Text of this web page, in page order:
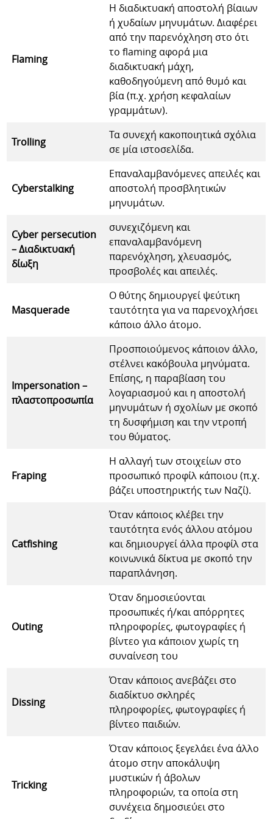
Flaming
Η διαδικτυακή αποστολή βίαιων
ή χυδαίων μηνυμάτων. Διαφέρει
από την παρενόχληση στο ότι
το flaming αφορά μια
διαδικτυακή μάχη,
καθοδηγούμενη από θυμό και
βία (π.χ. χρήση κεφαλαίων
γραμμάτων).
Trolling
Τα συνεχή κακοποιητικά σχόλια
σε μία ιστοσελίδα.
Cyberstalking
Επαναλαμβανόμενες απειλές και
αποστολή προσβλητικών
μηνυμάτων.
Cyber persecution
– Διαδικτυακή
δίωξη
συνεχιζόμενη και
επαναλαμβανόμενη
παρενόχληση, χλευασμός,
προσβολές και απειλές.
Masquerade
Ο θύτης δημιουργεί ψεύτικη
ταυτότητα για να παρενοχλήσει
κάποιο άλλο άτομο.
Impersonation –
πλαστοπροσωπία
Προσποιούμενος κάποιον άλλο,
στέλνει κακόβουλα μηνύματα.
Επίσης, η παραβίαση του
λογαριασμού και η αποστολή
μηνυμάτων ή σχολίων με σκοπό
τη δυσφήμιση και την ντροπή
του θύματος.
Fraping
Η αλλαγή των στοιχείων στο
προσωπικό προφίλ κάποιου (π.χ.
βάζει υποστηρικτής των Ναζί).
Catfishing
Όταν κάποιος κλέβει την
ταυτότητα ενός άλλου ατόμου
και δημιουργεί άλλα προφίλ στα
κοινωνικά δίκτυα με σκοπό την
παραπλάνηση.
Outing
Όταν δημοσιεύονται
προσωπικές ή/και απόρρητες
πληροφορίες, φωτογραφίες ή
βίντεο για κάποιον χωρίς τη
συναίνεση του
Dissing
Όταν κάποιος ανεβάζει στο
διαδίκτυο σκληρές
πληροφορίες, φωτογραφίες ή
βίντεο παιδιών.
Tricking
Όταν κάποιος ξεγελάει ένα άλλο
άτομο στην αποκάλυψη
μυστικών ή άβολων
πληροφοριών, τα οποία στη
συνέχεια δημοσιεύει στο